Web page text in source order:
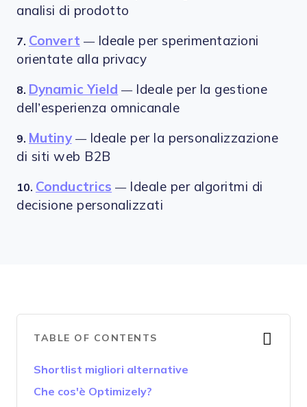
analisi di prodotto
7. Convert — Ideale per sperimentazioni
orientate alla privacy
8. Dynamic Yield —
Ideale per la gestione
dell’esperienza omnicanale
9. Mutiny — Ideale per la personalizzazione
di siti web B2B
10. Conductrics —
Ideale per algoritmi di
decisione personalizzati
TABLE OF CONTENTS
Shortlist migliori alternative
Che cos'è Optimizely?